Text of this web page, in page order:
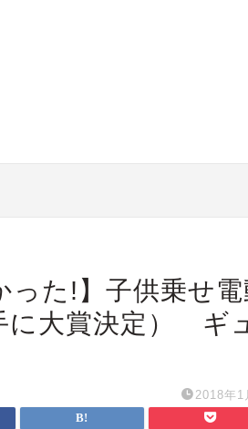
った!】子供乗せ
に大賞決定） ギ
2018年1